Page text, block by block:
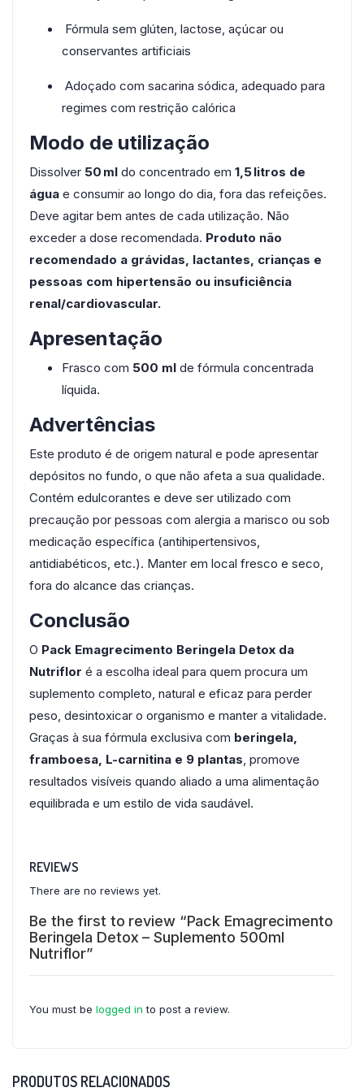
Fórmula sem glúten, lactose, açúcar ou
conservantes artificiais
Adoçado com sacarina sódica, adequado para
regimes com restrição calórica
Modo de utilização
Dissolver 50 ml do concentrado em 1,5 litros de
água e consumir ao longo do dia, fora das refeições.
Deve agitar bem antes de cada utilização. Não
exceder a dose recomendada. Produto não
recomendado a grávidas, lactantes, crianças e
pessoas com hipertensão ou insuficiência
renal/cardiovascular.
Apresentação
Frasco com 500 ml de fórmula concentrada
líquida.
Advertências
Este produto é de origem natural e pode apresentar
depósitos no fundo, o que não afeta a sua qualidade.
Contém edulcorantes e deve ser utilizado com
precaução por pessoas com alergia a marisco ou sob
medicação específica (antihipertensivos,
antidiabéticos, etc.). Manter em local fresco e seco,
fora do alcance das crianças.
Conclusão
O Pack Emagrecimento Beringela Detox da
Nutriflor é a escolha ideal para quem procura um
suplemento completo, natural e eficaz para perder
peso, desintoxicar o organismo e manter a vitalidade.
Graças à sua fórmula exclusiva com beringela,
framboesa, L-carnitina e 9 plantas, promove
resultados visíveis quando aliado a uma alimentação
equilibrada e um estilo de vida saudável.
REVIEWS
There are no reviews yet.
Be the first to review “Pack Emagrecimento
Beringela Detox – Suplemento 500ml
Nutriflor”
You must be logged in to post a review.
PRODUTOS RELACIONADOS